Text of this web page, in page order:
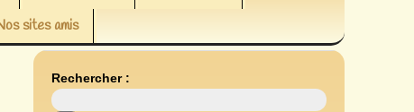
sites amis
Rechercher :